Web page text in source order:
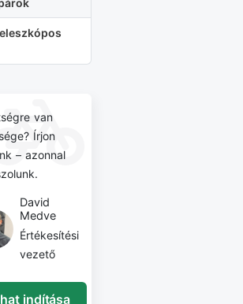
van
Írjon
– azonnal
David
Medve
Értékesítési
vezető
indítása